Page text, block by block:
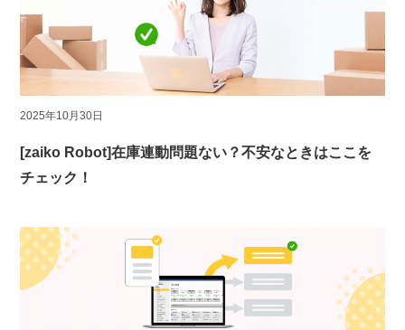
2025年10月30日
[zaiko Robot]在庫連動問題ない？不安なときはここを
チェック！